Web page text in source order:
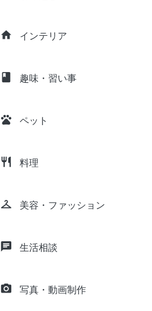
home インテリア
class 趣味・習い事
pets ペット
restaurant 料理
checkroom 美容・ファッション
chat 生活相談
camera_alt 写真・動画制作